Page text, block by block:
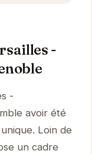
-
-
avoir été
Loin de
un cadre